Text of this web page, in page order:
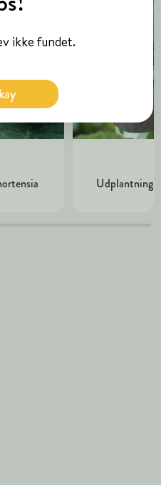
Udplantning
ikke fundet.